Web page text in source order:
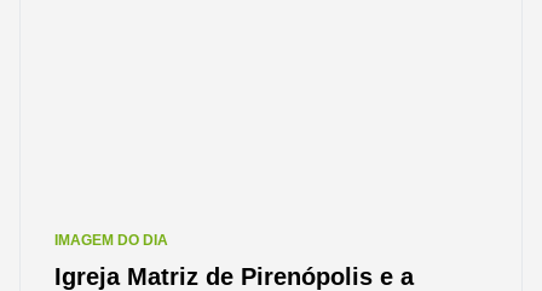
IMAGEM DO DIA
Igreja Matriz de Pirenópolis e a